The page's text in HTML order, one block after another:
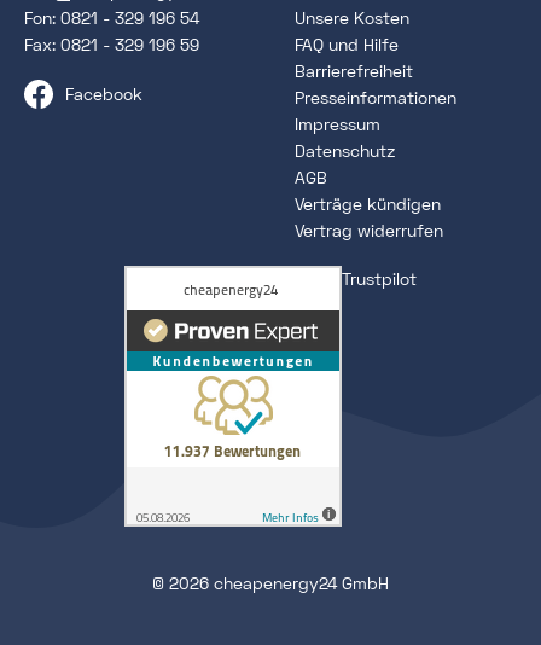
Fon: 0821 - 329 196 54
Fax: 0821 - 329 196 59
Facebook
Unsere Kosten
FAQ und Hilfe
Barrierefreiheit
Presseinformationen
Impressum
Datenschutz
AGB
Verträge kündigen
Vertrag widerrufen
Trustpilot
© 2026 cheapenergy24 GmbH